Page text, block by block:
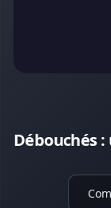
Débouchés